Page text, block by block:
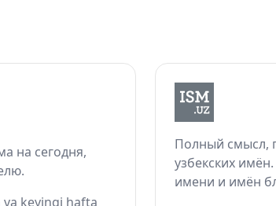
на сегодня,
keyingi hafta
Полный смысл,
узбекских
имени и имён